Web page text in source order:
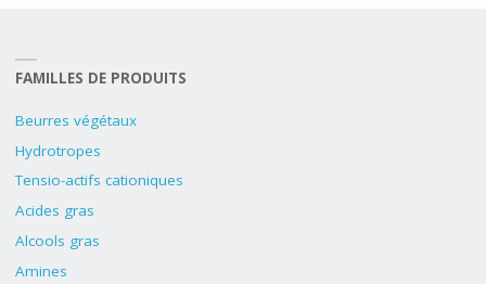
FAMILLES DE PRODUITS
Beurres végétaux
Hydrotropes
Tensio-actifs cationiques
Acides gras
Alcools gras
Amines